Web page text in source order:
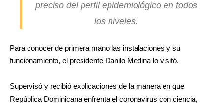
preciso del perfil epidemiológico en todos
los niveles.
Para conocer de primera mano las instalaciones y su
funcionamiento, el presidente Danilo Medina lo visitó.
Supervisó y recibió explicaciones de la manera en que
República Dominicana enfrenta el coronavirus con ciencia,